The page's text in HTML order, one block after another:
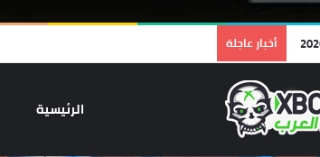
أخبار عاجلة
الرئيسية